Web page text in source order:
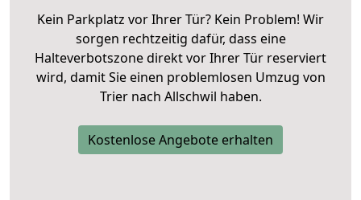
Kein Parkplatz vor Ihrer Tür? Kein Problem! Wir
sorgen rechtzeitig dafür, dass eine
Halteverbotszone direkt vor Ihrer Tür reserviert
wird, damit Sie einen problemlosen Umzug von
Trier nach Allschwil haben.
Kostenlose Angebote erhalten